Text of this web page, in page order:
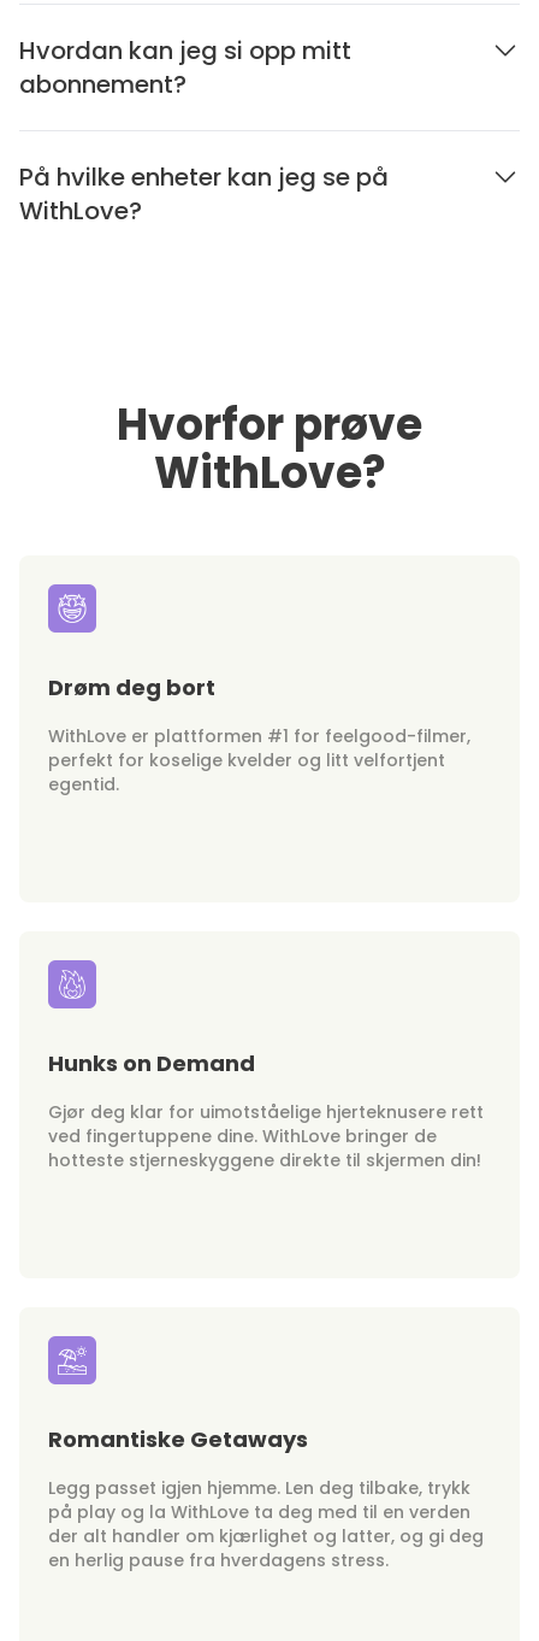
Hvordan kan jeg si opp mitt
abonnement?
På hvilke enheter kan jeg se på
WithLove?
Hvorfor prøve
WithLove?
Drøm deg bort
WithLove er plattformen #1 for feelgood-filmer,
perfekt for koselige kvelder og litt velfortjent
egentid.
Hunks on Demand
Gjør deg klar for uimotståelige hjerteknusere rett
ved fingertuppene dine. WithLove bringer de
hotteste stjerneskyggene direkte til skjermen din!
Romantiske Getaways
Legg passet igjen hjemme. Len deg tilbake, trykk
på play og la WithLove ta deg med til en verden
der alt handler om kjærlighet og latter, og gi deg
en herlig pause fra hverdagens stress.